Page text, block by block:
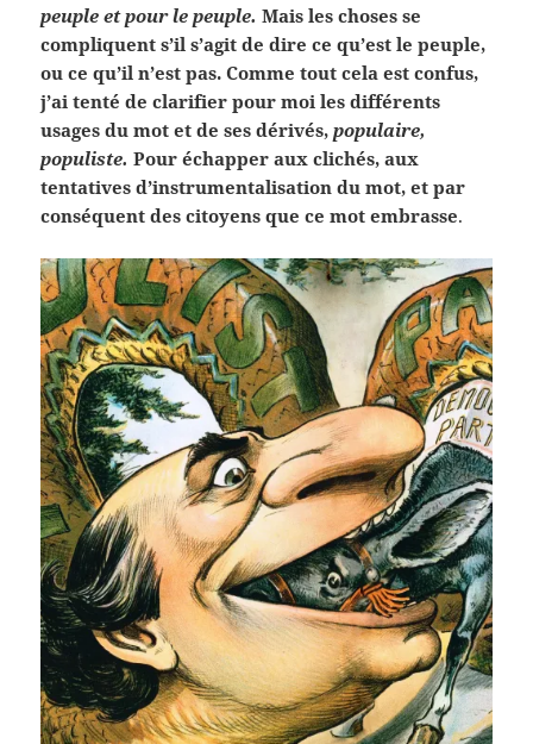
peuple et pour le peuple.Mais les choses se
compliquent s’il s’agit de dire ce qu’est le peuple,
ou ce qu’il n’est pas. Comme tout cela est confus,
j’ai tenté de clarifier pour moi les différents
usages du mot et de ses dérivés,populaire,
populiste.Pour échapper aux clichés, aux
tentatives d’instrumentalisation du mot, et par
conséquent des citoyens que ce mot embrasse.